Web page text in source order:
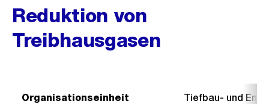
Reduktion von
Treibhausgasen
Organisationseinheit Tiefbau- und